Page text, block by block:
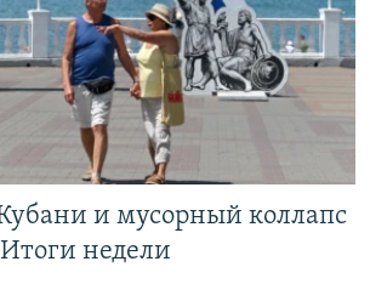
и мусорный коллапс
недели